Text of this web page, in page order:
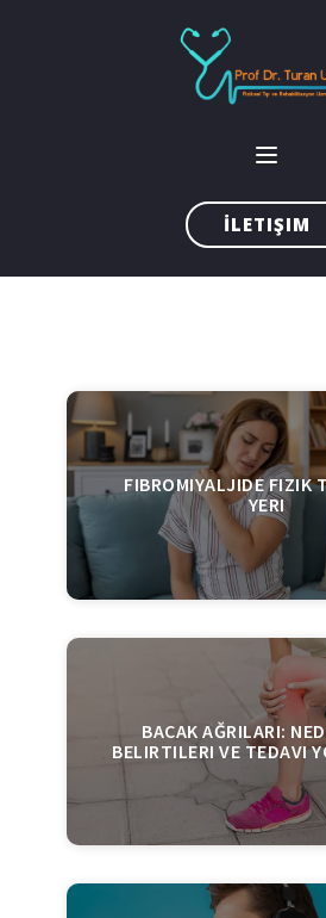
İLETIŞIM
FIBROMIYALJIDE FIZIK
YERI
BACAK AĞRILARI:
BELIRTILERI VE TEDAVI